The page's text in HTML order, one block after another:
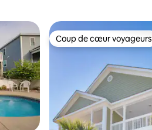
appréciés Coup de cœur voyageurs
Coup de cœur voyageurs